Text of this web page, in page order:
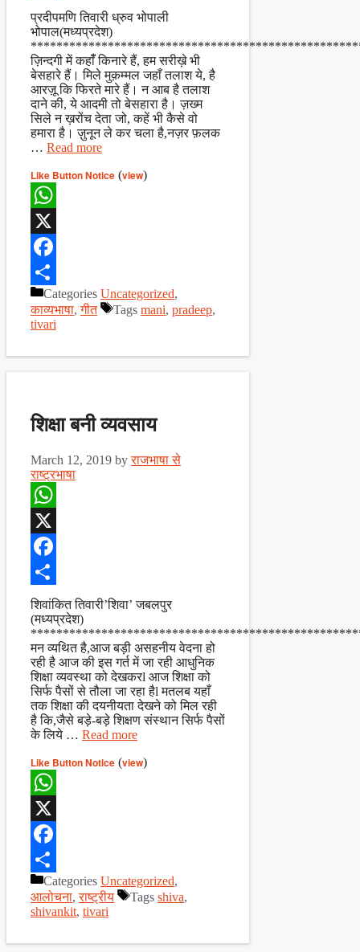
Share
प्रदीपमणि तिवारी ध्रुव भोपाली
भोपाल(मध्यप्रदेश)
ज़िन्दगी में कहाँँ किनारे हैं, हम सरीख़े भी
बेसहारे हैं। मिले मुक़म्मल जहाँ तलाश ये, है
आरज़ू कि फिरते मारे हैं। न आब है तलाश
दाने की, ये आदमी तो बेसहारा है। ज़ख्म
सिले न ख़रोंच देता जो, कहें भी कैसे वो
हमारा है। ज़ुनून ले कर चला है,नज़र फ़लक
… Read more
Like Button Notice (view)
WhatsApp
X
Facebook
ShareCategories Uncategorized,
काव्यभाषा,गीत Tags mani, pradeep,
tivari
शिक्षा बनी व्यवसाय
March 12, 2019 byराजभाषा से
राष्ट्रभाषा
WhatsApp
X
Facebook
Share
शिवांकित तिवारी’शिवा’ जबलपुर
(मध्यप्रदेश)
मन व्यथित है,आज बड़ी असहनीय वेदना हो
रही है आज की इस गर्त में जा रही आधुनिक
शिक्षा व्यवस्था को देखकरl आज शिक्षा को
सिर्फ पैसों से तौला जा रहा हैl मतलब यहाँ
तक शिक्षा की दयनीयता देखने को मिल रही
है कि,जैसे बड़े-बड़े शिक्षण संस्थान सिर्फ पैसों
के लिये … Read more
Like Button Notice (view)
WhatsApp
X
Facebook
ShareCategories Uncategorized,
आलोचना,राष्ट्रीय Tags shiva,
shivankit, tivari